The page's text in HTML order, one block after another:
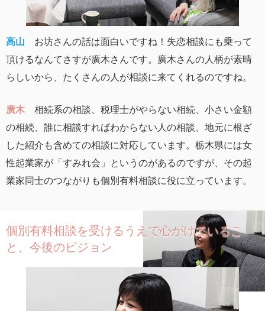
高山
お坊さんの話は面白いですね！失恋相談にも乗って
頂けるなんてさすが廣木さんです。廣木さんの人柄が素晴
らしいから、たくさんの人が相談に来てくれるのですね。
廣木
相続系の相談、税理士がやらない相続、小さい金額
の相続、誰に相談すればわからない人の相談、地元に根ざ
した紹介も含めての相談に対応しています。栃木県には女
性起業家が「すみれ会」というのがあるのですが、その起
業家同士のつながりも個別有料相談に役に立っています。
個別有料相談を受けるうえで心がけているこ
と、今後のビジョン